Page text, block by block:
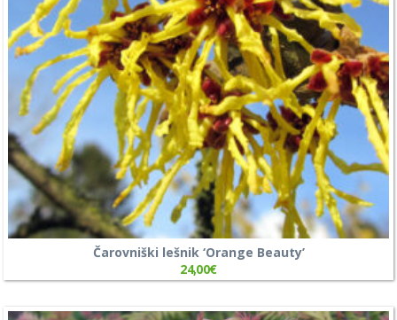
Čarovniški lešnik ‘Orange Beauty’
24,00€